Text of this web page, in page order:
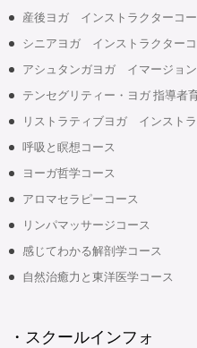
産後ヨガ インストラクターコー
シニアヨガ インストラクターコ
アシュタンガヨガ イマージョン
テンセグリティー・ヨガ 指導者
リストラティブヨガ インスト
呼吸と瞑想コース
ヨーガ哲学コース
アロマセラピーコース
リンパマッサージコース
感じてわかる解剖学コース
自然治癒力と東洋医学コース
・スクールインフォ